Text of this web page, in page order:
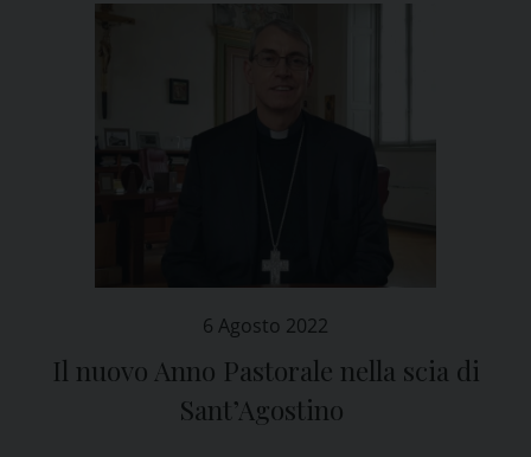
6 Agosto 2022
Il nuovo Anno Pastorale nella scia di
Sant’Agostino